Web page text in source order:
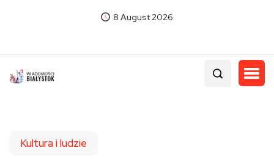
8 August 2026
Kultura i ludzie